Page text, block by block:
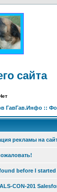
сайта
ГавГав.Инфо ::
рекламы на
before I
CON-201